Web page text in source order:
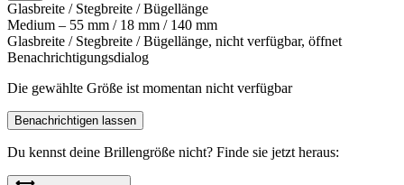
Glasbreite / Stegbreite / Bügellänge
Medium – 55 mm / 18 mm / 140 mm
Glasbreite / Stegbreite / Bügellänge, nicht verfügbar, öffnet
Benachrichtigungsdialog
Die gewählte Größe ist momentan nicht verfügbar
Benachrichtigen lassen
Du kennst deine Brillengröße nicht? Finde sie jetzt heraus: